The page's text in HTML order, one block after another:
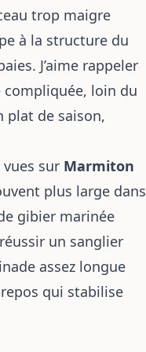
trop maigre
à la structure du
J’aime rappeler
compliquée, loin du
plat de saison,
sur Marmiton
plus large dans
gibier marinée
un sanglier
assez longue
qui stabilise